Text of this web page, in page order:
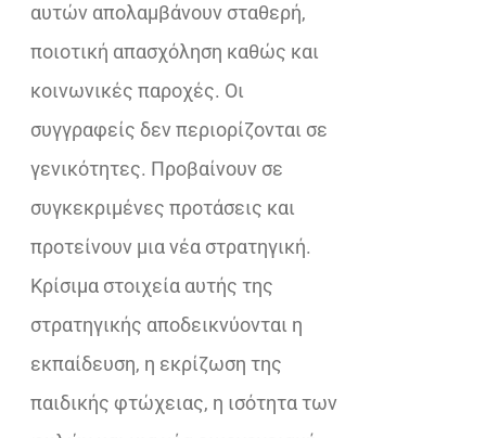
αυτών απολαμβάνουν σταθερή,
ποιοτική απασχόληση καθώς και
κοινωνικές παροχές. Οι
συγγραφείς δεν περιορίζονται σε
γενικότητες. Προβαίνουν σε
συγκεκριμένες προτάσεις και
προτείνουν μια νέα στρατηγική.
Κρίσιμα στοιχεία αυτής της
στρατηγικής αποδεικνύονται η
εκπαίδευση, η εκρίζωση της
παιδικής φτώχειας, η ισότητα των